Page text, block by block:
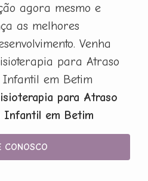
agora mesmo e
as melhores
Venha
para Atraso
Infantil em Betim
para Atraso
Infantil em Betim
CONOSCO